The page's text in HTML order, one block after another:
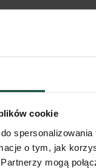
cookie
o tym, jak
mogą